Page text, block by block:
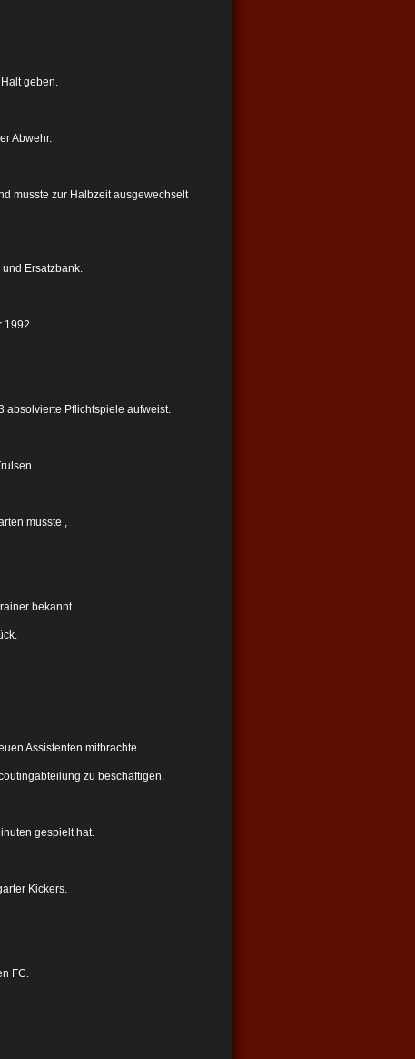
geben.
Abwehr.
musste zur Halbzeit ausgewechselt
Ersatzbank.
1992.
absolvierte Pflichtspiele aufweist.
musste ,
bekannt.
Assistenten mitbrachte.
zu beschäftigen.
gespielt hat.
Kickers.
FC.